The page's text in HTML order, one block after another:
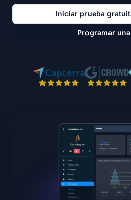
Iniciar prueba
Programar